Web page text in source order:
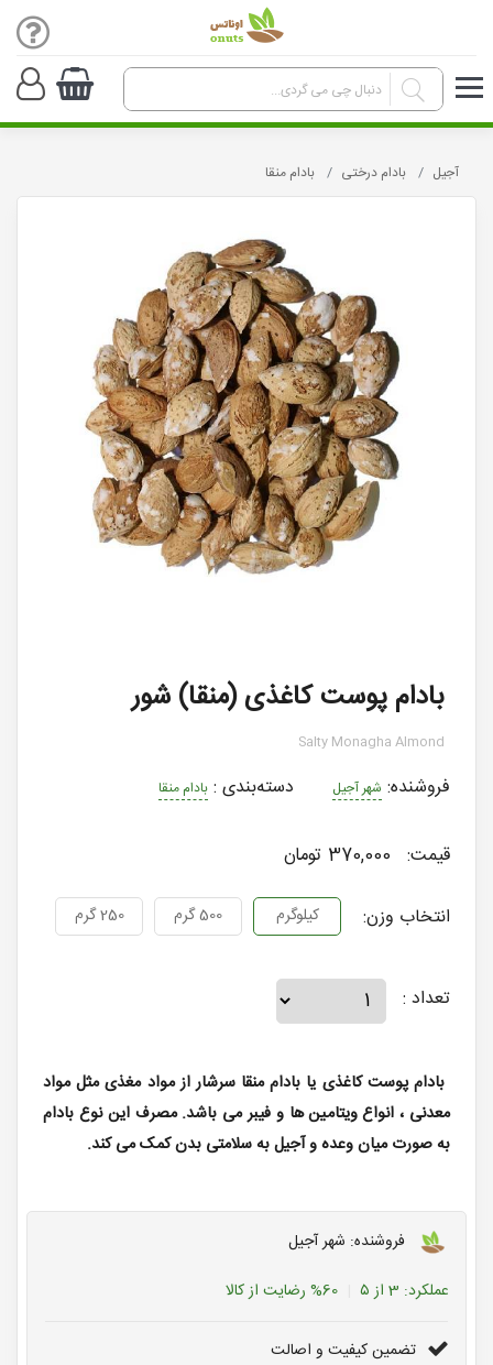
آجیل بادام درختی بادام منقا
بادام پوست کاغذی (منقا) شور
Salty Monagha Almond
فروشنده: شهر آجیل دسته‌بندی : بادام منقا
قیمت: 370,000 تومان
انتخاب وزن: کیلوگرم 500 گرم 250 گرم
تعداد :
بادام پوست کاغذی یا بادام منقا سرشار از مواد مغذی مثل مواد
معدنی ، انواع ویتامین ها و فیبر می باشد. مصرف این نوع بادام
به صورت میان وعده و آجیل به سلامتی بدن کمک می کند.
فروشنده: شهر آجیل
عملکرد: 3 از ۵ 60% رضایت از کالا
تضمین کیفیت و اصالت